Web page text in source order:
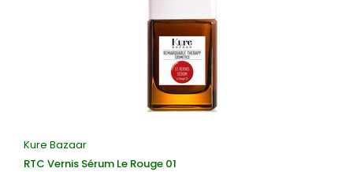
Kure Bazaar
RTC Vernis Sérum Le Rouge 01